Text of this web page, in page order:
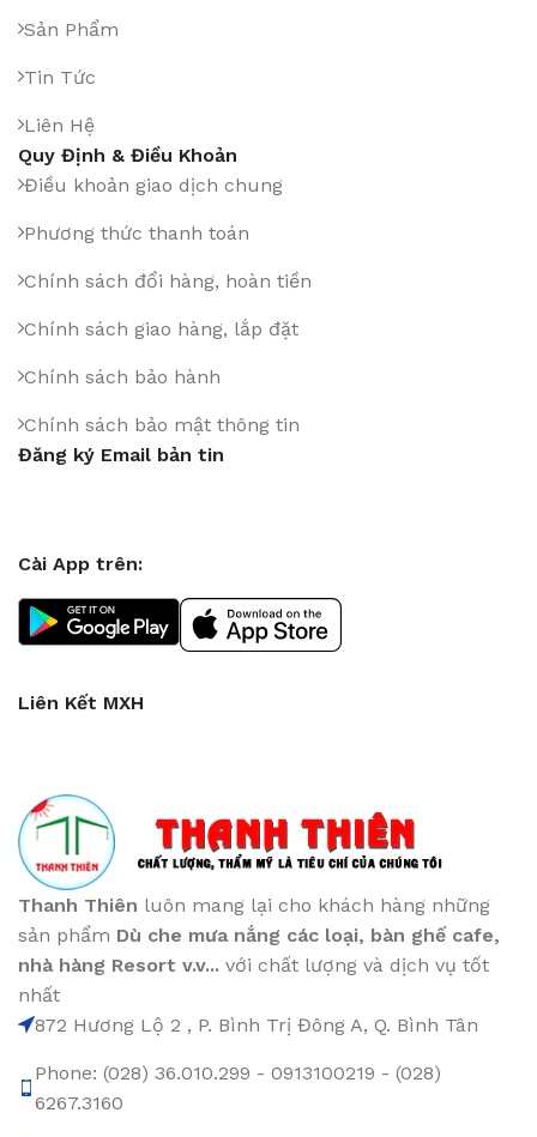
Sản Phẩm
Tin Tức
Liên Hệ
Quy Định & Điều Khoản
Điều khoản giao dịch chung
Phương thức thanh toán
Chính sách đổi hàng, hoàn tiền
Chính sách giao hàng, lắp đặt
Chính sách bảo hành
Chính sách bảo mật thông tin
Đăng ký Email bản tin
Cài App trên:
Liên Kết MXH
Thanh Thiên luôn mang lại cho khách hàng những
sản phẩm Dù che mưa nắng các loại, bàn ghế cafe,
nhà hàng Resort v.v... với chất lượng và dịch vụ tốt
nhất
872 Hương Lộ 2 , P. Bình Trị Đông A, Q. Bình Tân
Phone: (028) 36.010.299 - 0913100219 - (028)
6267.3160